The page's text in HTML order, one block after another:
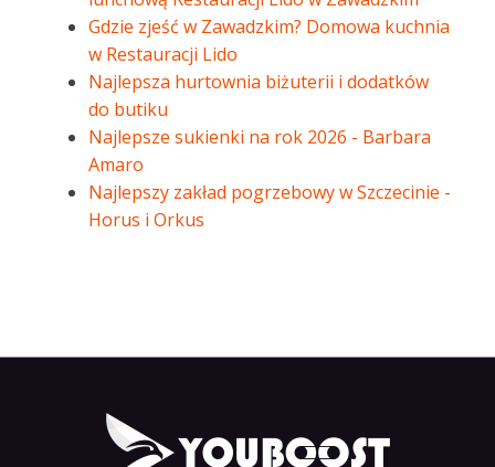
Gdzie zjeść w Zawadzkim? Domowa kuchnia
w Restauracji Lido
Najlepsza hurtownia biżuterii i dodatków
do butiku
Najlepsze sukienki na rok 2026 - Barbara
Amaro
Najlepszy zakład pogrzebowy w Szczecinie -
Horus i Orkus